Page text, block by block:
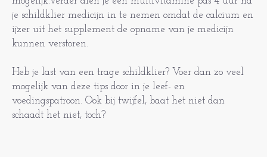
je schildklier medicijn in te nemen omdat de calcium en
ijzer uit het supplement de opname van je medicijn
kunnen verstoren.
Heb je last van een trage schildklier? Voer dan zo veel
mogelijk van deze tips door in je leef- en
voedingspatroon. Ook bij twijfel, baat het niet dan
schaadt het niet, toch?